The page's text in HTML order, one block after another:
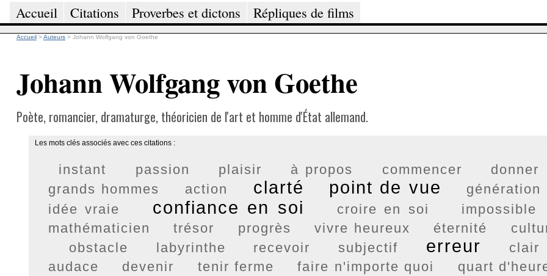
Accueil Citations Proverbes et dictons Répliques de films
Accueil >Auteurs > Johann Wolfgang von Goethe
Johann Wolfgang von Goethe
Poète, romancier, dramaturge, théoricien de l'art et homme d'État allemand.
Les mots clés associés avec ces citations :
instant passion plaisir à propos commencer
donner
grands hommes
action clarté point de vue
génération
idée vraie
confiance en soi croire en soi
impossible
mathématicien
trésor progrès vivre heureux éternité
obstacle
labyrinthe recevoir subjectif erreur
clair
audace
devenir tenir ferme faire n'importe quoi
quart